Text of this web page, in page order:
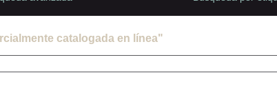
catalogada en línea"